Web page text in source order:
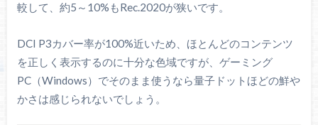
較して、約5～10%もRec.2020が狭いです。
DCI P3カバー率が100%近いため、ほとんどのコンテンツ
を正しく表示するのに十分な色域ですが、ゲーミング
PC（Windows）でそのまま使うなら量子ドットほどの鮮や
かさは感じられないでしょう。